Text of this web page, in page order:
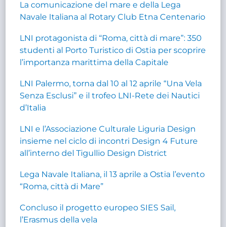
La comunicazione del mare e della Lega
Navale Italiana al Rotary Club Etna Centenario
LNI protagonista di “Roma, città di mare”: 350
studenti al Porto Turistico di Ostia per scoprire
l’importanza marittima della Capitale
LNI Palermo, torna dal 10 al 12 aprile “Una Vela
Senza Esclusi” e il trofeo LNI-Rete dei Nautici
d’Italia
LNI e l’Associazione Culturale Liguria Design
insieme nel ciclo di incontri Design 4 Future
all’interno del Tigullio Design District
Lega Navale Italiana, il 13 aprile a Ostia l’evento
“Roma, città di Mare”
Concluso il progetto europeo SIES Sail,
l’Erasmus della vela